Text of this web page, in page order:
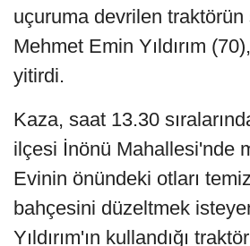
uçuruma devrilen traktörün
Mehmet Emin Yıldırım
yitirdi.
Kaza, saat 13.30
ilçesi İnönü Mahallesi'nde
Evinin önündeki otları
bahçesini düzeltmek
Yıldırım'ın kullandığı